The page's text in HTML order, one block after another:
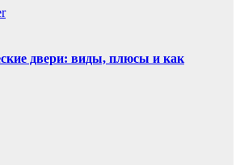
двери: виды, плюсы и как